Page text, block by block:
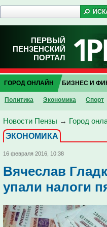
ПЕРВЫЙ
ПЕНЗЕНСКИЙ
ПОРТАЛ
ГОРОД ОНЛАЙН
Политика Экономика Спорт
БИЗНЕС И
Новости Пензы → Город
ЭКОНОМИКА
16 февраля 2016, 10:38
Вячеслав
упали налоги